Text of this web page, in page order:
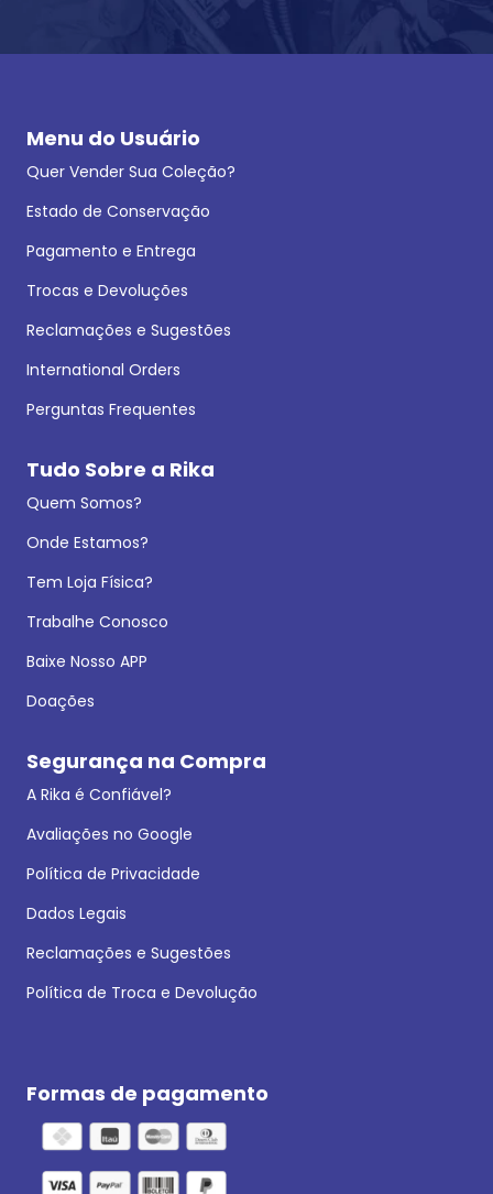
Menu do Usuário
Quer Vender Sua Coleção?
Estado de Conservação
Pagamento e Entrega
Trocas e Devoluções
Reclamações e Sugestões
International Orders
Perguntas Frequentes
Tudo Sobre a Rika
Quem Somos?
Onde Estamos?
Tem Loja Física?
Trabalhe Conosco
Baixe Nosso APP
Doações
Segurança na Compra
A Rika é Confiável?
Avaliações no Google
Política de Privacidade
Dados Legais
Reclamações e Sugestões
Política de Troca e Devolução
Formas de pagamento